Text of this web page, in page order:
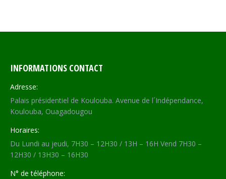
INFORMATIONS CONTACT
Adresse:
Palais présidentiel de Koulouba. Avenue de l´Indépendance,
Koulouba, Ouagadougou
Horaires:
Du Lundi au jeudi, 7H30 – 12H30 / 13H – 16H Vend 7H30 –
12H30 / 13H30 – 16H30
N° de téléphone: